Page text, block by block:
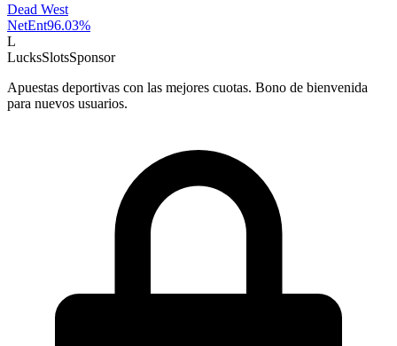
Dead West
NetEnt96.03%
L
LucksSlotsSponsor
Apuestas deportivas con las mejores cuotas. Bono de bienvenida
para nuevos usuarios.